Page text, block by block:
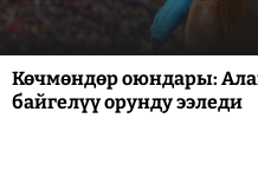
Көчмөндөр оюндары:
байгелүү орунду ээледи